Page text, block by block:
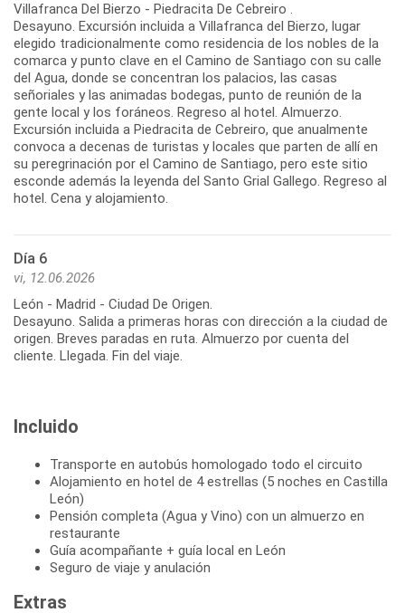
Villafranca Del Bierzo - Piedracita De Cebreiro .
Desayuno. Excursión incluida a Villafranca del Bierzo, lugar
elegido tradicionalmente como residencia de los nobles de la
comarca y punto clave en el Camino de Santiago con su calle
del Agua, donde se concentran los palacios, las casas
señoriales y las animadas bodegas, punto de reunión de la
gente local y los foráneos. Regreso al hotel. Almuerzo.
Excursión incluida a Piedracita de Cebreiro, que anualmente
convoca a decenas de turistas y locales que parten de allí en
su peregrinación por el Camino de Santiago, pero este sitio
esconde además la leyenda del Santo Grial Gallego. Regreso al
Día 6
vi, 12.06.2026
León - Madrid - Ciudad De Origen.
Desayuno. Salida a primeras horas con dirección a la ciudad de
origen. Breves paradas en ruta. Almuerzo por cuenta del
Incluido
Transporte en autobús homologado todo el circuito
Alojamiento en hotel de 4 estrellas (5 noches en Castilla
León)
Pensión completa (Agua y Vino) con un almuerzo en
restaurante
Guía acompañante + guía local en León
Seguro de viaje y anulación
Extras